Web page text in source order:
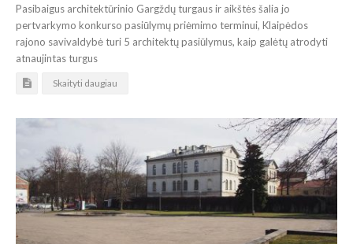
Pasibaigus architektūrinio Gargždų turgaus ir aikštės šalia jo
pertvarkymo konkurso pasiūlymų priėmimo terminui, Klaipėdos
rajono savivaldybė turi 5 architektų pasiūlymus, kaip galėtų atrodyti
atnaujintas turgus
Skaityti daugiau